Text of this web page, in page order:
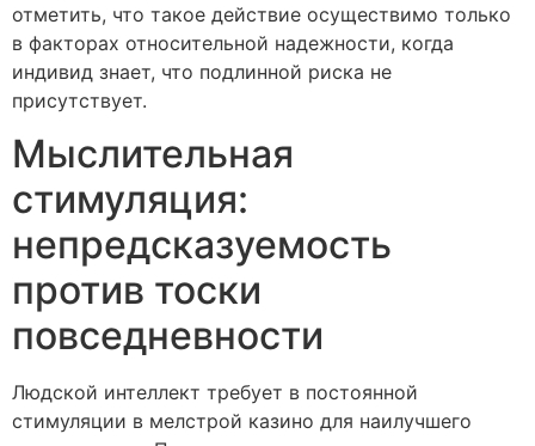
отметить, что такое действие осуществимо только
в факторах относительной надежности, когда
индивид знает, что подлинной риска не
присутствует.
Мыслительная
стимуляция:
непредсказуемость
против тоски
повседневности
Людской интеллект требует в постоянной
стимуляции в мелстрой казино для наилучшего